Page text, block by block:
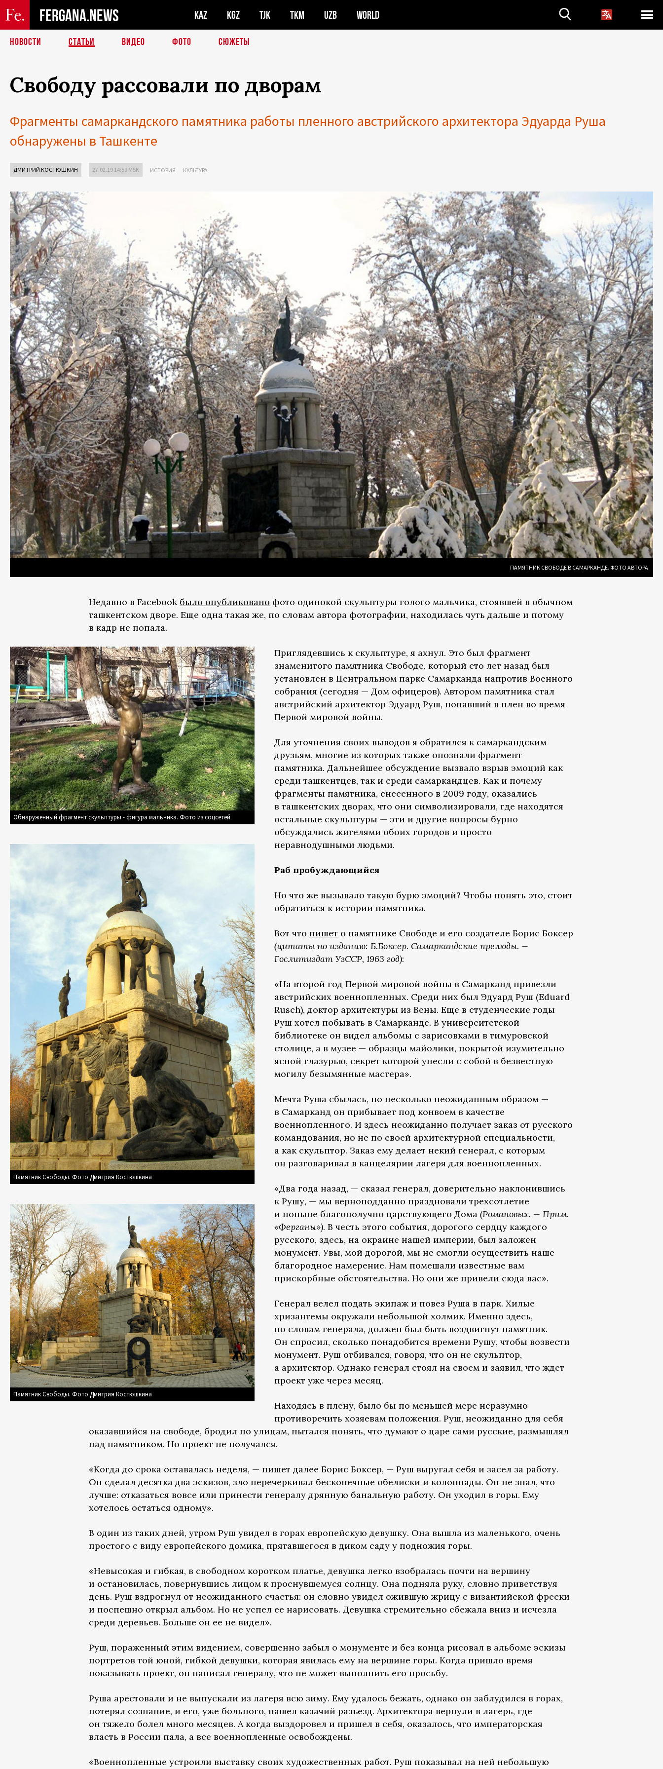
FERGANA.NEWS KAZ KGZ TJK TKM UZB WORLD
НОВОСТИ СТАТЬИ ВИДЕО ФОТО СЮЖЕТЫ
Свободу рассовали по дворам
Фрагменты самаркандского памятника работы пленного австрийского архитектора Эдуарда Руша
обнаружены в Ташкенте
ДМИТРИЙ КОСТЮШКИН 27.02.19 14:59 MSK ИСТОРИЯ КУЛЬТУРА
ПАМЯТНИК СВОБОДЕ В САМАРКАНДЕ. ФОТО АВТОРА
Недавно в Facebook было опубликовано фото одинокой скульптуры голого мальчика, стоявшей в обычном
ташкентском дворе. Еще одна такая же, по словам автора фотографии, находилась чуть дальше и потому
в кадр не попала.
Обнаруженный фрагмент скульптуры - фигура мальчика. Фото из соцсетей
Приглядевшись к скульптуре, я ахнул. Это был фрагмент
знаменитого памятника Свободе, который сто лет назад был
установлен в Центральном парке Самарканда напротив Военного
собрания (сегодня — Дом офицеров). Автором памятника стал
австрийский архитектор Эдуард Руш, попавший в плен во время
Первой мировой войны.
Памятник Свободы. Фото Дмитрия Костюшкина
Для уточнения своих выводов я обратился к самаркандским
друзьям, многие из которых также опознали фрагмент
памятника. Дальнейшее обсуждение вызвало взрыв эмоций как
среди ташкентцев, так и среди самаркандцев. Как и почему
фрагменты памятника, снесенного в 2009 году, оказались
в ташкентских дворах, что они символизировали, где находятся
остальные скульптуры — эти и другие вопросы бурно
обсуждались жителями обоих городов и просто
неравнодушными людьми.
Раб пробуждающийся
Но что же вызывало такую бурю эмоций? Чтобы понять это, стоит
обратиться к истории памятника.
Памятник Свободы. Фото Дмитрия Костюшкина
Вот что пишет о памятнике Свободе и его создателе Борис Боксер
(цитаты по изданию: Б.Боксер. Самаркандские прелюды. —
Гослитиздат УзССР, 1963 год):
«На второй год Первой мировой войны в Самарканд привезли
австрийских военнопленных. Среди них был Эдуард Руш (Eduard
Rusсh), доктор архитектуры из Вены. Еще в студенческие годы
Руш хотел побывать в Самарканде. В университетской
библиотеке он видел альбомы с зарисовками в тимуровской
столице, а в музее — образцы майолики, покрытой изумительно
ясной глазурью, секрет которой унесли с собой в безвестную
могилу безымянные мастера».
Мечта Руша сбылась, но несколько неожиданным образом —
в Самарканд он прибывает под конвоем в качестве
военнопленного. И здесь неожиданно получает заказ от русского
командования, но не по своей архитектурной специальности,
а как скульптор. Заказ ему делает некий генерал, с которым
он разговаривал в канцелярии лагеря для военнопленных.
«Два года назад, — сказал генерал, доверительно наклонившись
к Рушу, — мы верноподданно праздновали трехсотлетие
и поныне благополучно царствующего Дома (Романовых. — Прим.
«Ферганы»). В честь этого события, дорогого сердцу каждого
русского, здесь, на окраине нашей империи, был заложен
монумент. Увы, мой дорогой, мы не смогли осуществить наше
благородное намерение. Нам помешали известные вам
прискорбные обстоятельства. Но они же привели сюда вас».
Генерал велел подать экипаж и повез Руша в парк. Хилые
хризантемы окружали небольшой холмик. Именно здесь,
по словам генерала, должен был быть воздвигнут памятник.
Он спросил, сколько понадобится времени Рушу, чтобы возвести
монумент. Руш отбивался, говоря, что он не скульптор,
а архитектор. Однако генерал стоял на своем и заявил, что ждет
проект уже через месяц.
Находясь в плену, было бы по меньшей мере неразумно
противоречить хозяевам положения. Руш, неожиданно для себя
оказавшийся на свободе, бродил по улицам, пытался понять, что думают о царе сами русские, размышлял
над памятником. Но проект не получался.
«Когда до срока оставалась неделя, — пишет далее Борис Боксер, — Руш выругал себя и засел за работу.
Он сделал десятка два эскизов, зло перечеркивал бесконечные обелиски и колоннады. Он не знал, что
лучше: отказаться вовсе или принести генералу дрянную банальную работу. Он уходил в горы. Ему
хотелось остаться одному».
В один из таких дней, утром Руш увидел в горах европейскую девушку. Она вышла из маленького, очень
простого с виду европейского домика, прятавшегося в диком саду у подножия горы.
«Невысокая и гибкая, в свободном коротком платье, девушка легко взобралась почти на вершину
и остановилась, повернувшись лицом к проснувшемуся солнцу. Она подняла руку, словно приветствуя
день. Руш вздрогнул от неожиданного счастья: он словно увидел ожившую жрицу с византийской фрески
и поспешно открыл альбом. Но не успел ее нарисовать. Девушка стремительно сбежала вниз и исчезла
среди деревьев. Больше он ее не видел».
Руш, пораженный этим видением, совершенно забыл о монументе и без конца рисовал в альбоме эскизы
портретов той юной, гибкой девушки, которая явилась ему на вершине горы. Когда пришло время
показывать проект, он написал генералу, что не может выполнить его просьбу.
Руша арестовали и не выпускали из лагеря всю зиму. Ему удалось бежать, однако он заблудился в горах,
потерял сознание, и его, уже больного, нашел казачий разъезд. Архитектора вернули в лагерь, где
он тяжело болел много месяцев. А когда выздоровел и пришел в себя, оказалось, что императорская
власть в России пала, а все военнопленные освобождены.
«Военнопленные устроили выставку своих художественных работ. Руш показывал на ней небольшую